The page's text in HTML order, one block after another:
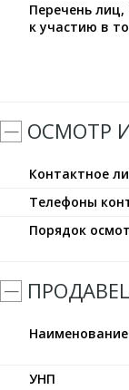
Перечень
к участию в
ОСМОТР
Контактное
Телефоны
Порядок
Наименование
УНП